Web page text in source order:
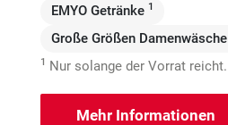
EMYO Getränke 1
Große Größen Damenwäsche
1 Nur solange der Vorrat reicht.
Mehr Informationen